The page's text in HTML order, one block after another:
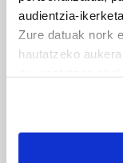
audientzia-
Zure datuak nork
hautatzeko
If you allow, we
Collect
Urbiako